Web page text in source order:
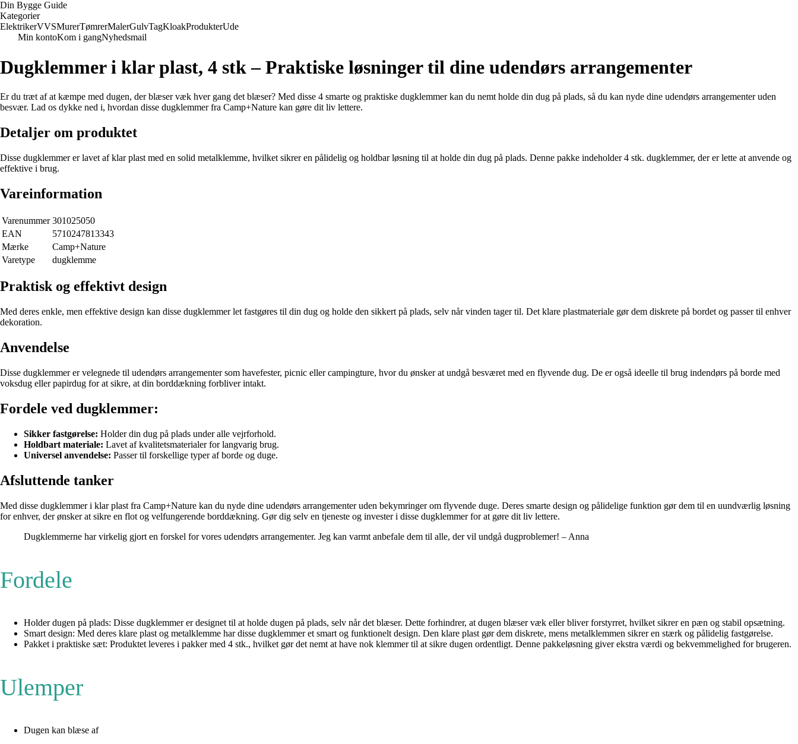
Din Bygge Guide
Kategorier
ElektrikerVVSMurerTømrerMalerGulvTagKloakProdukterUde
Min kontoKom i gangNyhedsmail
Dugklemmer i klar plast, 4 stk – Praktiske løsninger til dine udendørs arrangementer
Er du træt af at kæmpe med dugen, der blæser væk hver gang det blæser? Med disse 4 smarte og praktiske dugklemmer kan du nemt holde din dug på plads, så du kan nyde dine udendørs arrangementer uden
besvær. Lad os dykke ned i, hvordan disse dugklemmer fra Camp+Nature kan gøre dit liv lettere.
Detaljer om produktet
Disse dugklemmer er lavet af klar plast med en solid metalklemme, hvilket sikrer en pålidelig og holdbar løsning til at holde din dug på plads. Denne pakke indeholder 4 stk. dugklemmer, der er lette at anvende og
effektive i brug.
Vareinformation
Varenummer 301025050
EAN
5710247813343
Mærke
Camp+Nature
Varetype
dugklemme
Praktisk og effektivt design
Med deres enkle, men effektive design kan disse dugklemmer let fastgøres til din dug og holde den sikkert på plads, selv når vinden tager til. Det klare plastmateriale gør dem diskrete på bordet og passer til enhver
dekoration.
Anvendelse
Disse dugklemmer er velegnede til udendørs arrangementer som havefester, picnic eller campingture, hvor du ønsker at undgå besværet med en flyvende dug. De er også ideelle til brug indendørs på borde med
voksdug eller papirdug for at sikre, at din borddækning forbliver intakt.
Fordele ved dugklemmer:
Sikker fastgørelse: Holder din dug på plads under alle vejrforhold.
Holdbart materiale: Lavet af kvalitetsmaterialer for langvarig brug.
Universel anvendelse: Passer til forskellige typer af borde og duge.
Afsluttende tanker
Med disse dugklemmer i klar plast fra Camp+Nature kan du nyde dine udendørs arrangementer uden bekymringer om flyvende duge. Deres smarte design og pålidelige funktion gør dem til en uundværlig løsning
for enhver, der ønsker at sikre en flot og velfungerende borddækning. Gør dig selv en tjeneste og invester i disse dugklemmer for at gøre dit liv lettere.
Dugklemmerne har virkelig gjort en forskel for vores udendørs arrangementer. Jeg kan varmt anbefale dem til alle, der vil undgå dugproblemer! – Anna
Fordele
Holder dugen på plads: Disse dugklemmer er designet til at holde dugen på plads, selv når det blæser. Dette forhindrer, at dugen blæser væk eller bliver forstyrret, hvilket sikrer en pæn og stabil opsætning.
Smart design: Med deres klare plast og metalklemme har disse dugklemmer et smart og funktionelt design. Den klare plast gør dem diskrete, mens metalklemmen sikrer en stærk og pålidelig fastgørelse.
Pakket i praktiske sæt: Produktet leveres i pakker med 4 stk., hvilket gør det nemt at have nok klemmer til at sikre dugen ordentligt. Denne pakkeløsning giver ekstra værdi og bekvemmelighed for brugeren.
Ulemper
Dugen kan blæse af